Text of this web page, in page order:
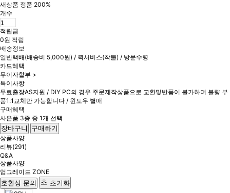
새상품 정품 200%
개수
적립금
0원 적립
배송정보
일반택배(배송비 5,000원) / 퀵서비스(착불) / 방문수령
카드혜택
무이자할부 >
특이사항
무료출장AS지원 / DIY PC의 경우 주문제작상품으로 교환및반품이 불가하며 불량 부
품1:1교체만 가능합니다 / 윈도우 별매
구매혜택
사은품 3종 중 1개 선택
장바구니
구매하기
상품사양
리뷰(291)
Q&A
상품사양
업그레이드 ZONE
호환성 문의
초기화